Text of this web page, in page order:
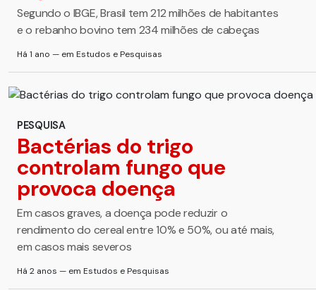
Segundo o IBGE, Brasil tem 212 milhões de habitantes
e o rebanho bovino tem 234 milhões de cabeças
Há 1 ano — em Estudos e Pesquisas
PESQUISA
Bactérias do trigo
controlam fungo que
provoca doença
Em casos graves, a doença pode reduzir o
rendimento do cereal entre 10% e 50%, ou até mais,
em casos mais severos
Há 2 anos — em Estudos e Pesquisas